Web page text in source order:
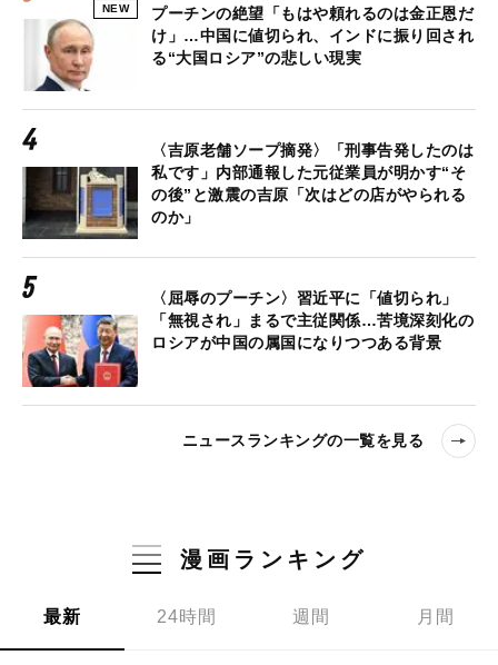
NEW
プーチンの絶望「もはや頼れるのは金正恩だ
け」…中国に値切られ、インドに振り回され
る“大国ロシア”の悲しい現実
〈吉原老舗ソープ摘発〉「刑事告発したのは
私です」内部通報した元従業員が明かす“そ
の後”と激震の吉原「次はどの店がやられる
のか」
〈屈辱のプーチン〉習近平に「値切られ」
「無視され」まるで主従関係…苦境深刻化の
ロシアが中国の属国になりつつある背景
ニュースランキングの一覧を見る
漫画ランキング
最新 24時間 週間 月間